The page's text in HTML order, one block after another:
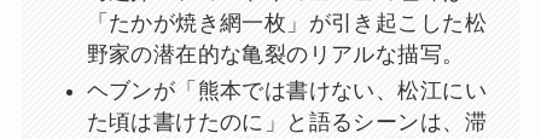
「たかが焼き網一枚」が引き起こした松
野家の潜在的な亀裂のリアルな描写。
ヘブンが「熊本では書けない、松江にい
た頃は書けたのに」と語るシーンは、滞